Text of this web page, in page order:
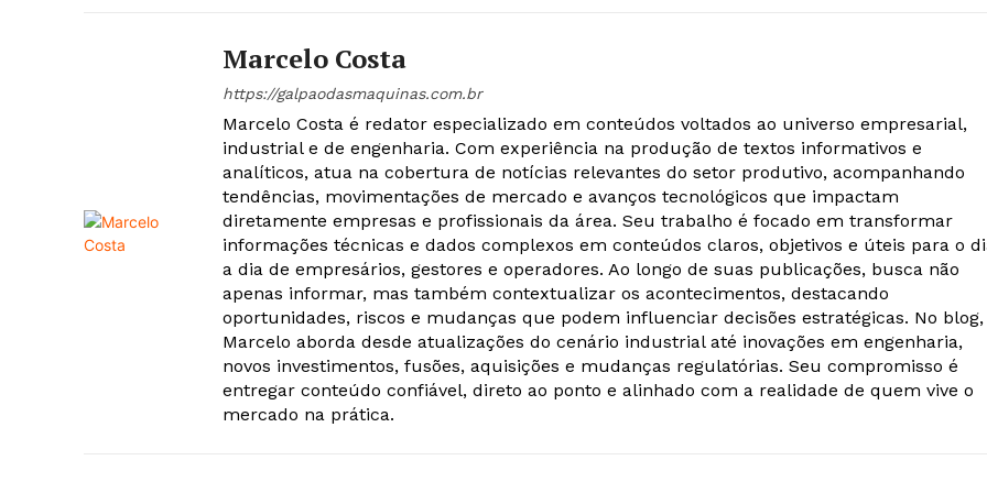
Marcelo Costa
https://galpaodasmaquinas.com.br
Marcelo Costa é redator especializado em conteúdos voltados ao universo empresarial,
industrial e de engenharia. Com experiência na produção de textos informativos e
analíticos, atua na cobertura de notícias relevantes do setor produtivo, acompanhando
tendências, movimentações de mercado e avanços tecnológicos que impactam
diretamente empresas e profissionais da área. Seu trabalho é focado em transformar
informações técnicas e dados complexos em conteúdos claros, objetivos e úteis para o
a dia de empresários, gestores e operadores. Ao longo de suas publicações, busca não
apenas informar, mas também contextualizar os acontecimentos, destacando
oportunidades, riscos e mudanças que podem influenciar decisões estratégicas. No blog,
Marcelo aborda desde atualizações do cenário industrial até inovações em engenharia,
novos investimentos, fusões, aquisições e mudanças regulatórias. Seu compromisso é
entregar conteúdo confiável, direto ao ponto e alinhado com a realidade de quem vive o
mercado na prática.